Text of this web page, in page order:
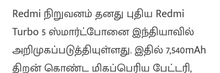
Redmi நிறுவனம் தனது புதிய Redmi
Turbo 5 ஸ்மார்ட்போனை இந்தியாவில்
அறிமுகப்படுத்தியுள்ளது. இதில் 7,540mAh
திறன் கொண்ட மிகப்பெரிய பேட்டரி,